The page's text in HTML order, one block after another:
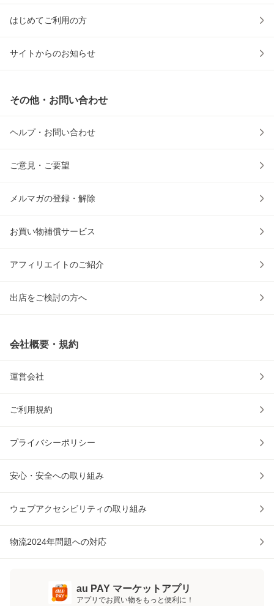
はじめてご利用の方
サイトからのお知らせ
その他・お問い合わせ
ヘルプ・お問い合わせ
ご意見・ご要望
メルマガの登録・解除
お買い物補償サービス
アフィリエイトのご紹介
出店をご検討の方へ
会社概要・規約
運営会社
ご利用規約
プライバシーポリシー
安心・安全への取り組み
ウェブアクセシビリティの取り組み
物流2024年問題への対応
au PAY マーケットアプリ
アプリでお買い物をもっと便利に！